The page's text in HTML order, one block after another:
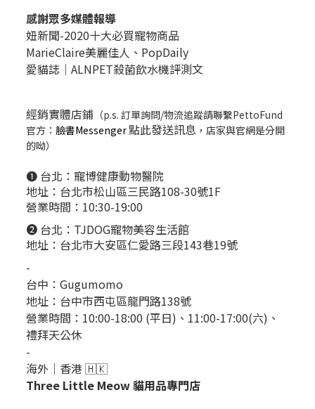
感謝眾多媒體報導
妞新聞-2020十大必買寵物商品
MarieClaire美麗佳人、 PopDaily
愛貓誌｜ALNPET殺菌飲水機評測文
經銷實體店鋪 （p.s. 訂單詢問/物流追蹤請聯繫PettoFund
官方： 臉書Messenger點此發送訊息 ，店家與官網是分開
的呦）
❶ 台北： 寵博健康動物醫院
地址：台北市松山區三民路108-30號1F
營業時間：10:30-19:00
❷ 台北： TJDOG寵物美容生活館
地址：台北市大安區仁愛路三段143巷19號
-
台中： Gugumomo
地址： 台中市西屯區龍門路138號
營業時間：10:00-18:00 (平日)、11:00-17:00(六)、
禮拜天公休
-
海外｜香港 🇭🇰
Three Little Meow 貓用品專門店